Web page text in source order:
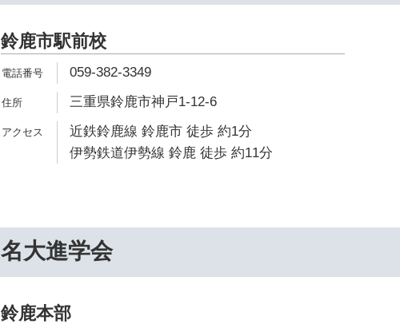
鈴鹿市駅前校
059-382-3349
三重県鈴鹿市神戸1-12-6
近鉄鈴鹿線 鈴鹿市 徒歩 約1分
伊勢鉄道伊勢線 鈴鹿 徒歩 約11分
名大進学会
鈴鹿本部